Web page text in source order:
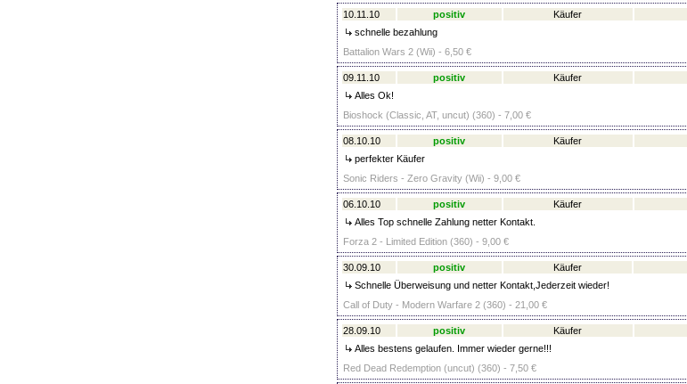
10.11.10 positiv Käufer
schnelle bezahlung
Battalion Wars 2 (Wii) - 6,50 €
09.11.10 positiv Käufer
Alles Ok!
Bioshock (Classic, AT, uncut) (360) - 7,00 €
08.10.10 positiv Käufer
perfekter Käufer
Sonic Riders - Zero Gravity (Wii) - 9,00 €
06.10.10 positiv Käufer
Alles Top schnelle Zahlung netter Kontakt.
Forza 2 - Limited Edition (360) - 9,00 €
30.09.10 positiv Käufer
Schnelle Überweisung und netter Kontakt,Jederzeit wieder!
Call of Duty - Modern Warfare 2 (360) - 21,00 €
28.09.10 positiv Käufer
Alles bestens gelaufen. Immer wieder gerne!!!
Red Dead Redemption (uncut) (360) - 7,50 €